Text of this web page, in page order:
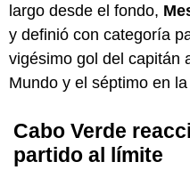
largo desde el fondo,
y definió con categoría
vigésimo gol del capitán
Mundo y el séptimo en
Cabo Verde
partido al límite